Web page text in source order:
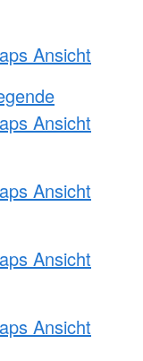
Ansicht
Ansicht
Ansicht
Ansicht
Ansicht